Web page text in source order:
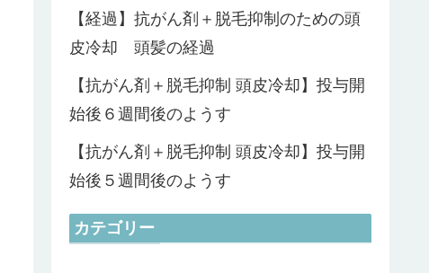
【経過】抗がん剤＋脱毛抑制のための頭
皮冷却 頭髪の経過
【抗がん剤＋脱毛抑制 頭皮冷却】投与開
始後６週間後のようす
【抗がん剤＋脱毛抑制 頭皮冷却】投与開
始後５週間後のようす
カテゴリー